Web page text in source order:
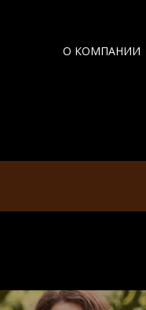
О КОМПАНИИ